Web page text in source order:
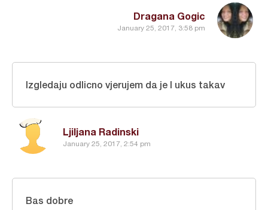
Dragana Gogic
January 25, 2017, 3:58 pm
Ljiljana Radinski
January 25, 2017, 2:54 pm
Izgledaju odlicno vjerujem da je I ukus takav
Bas dobre